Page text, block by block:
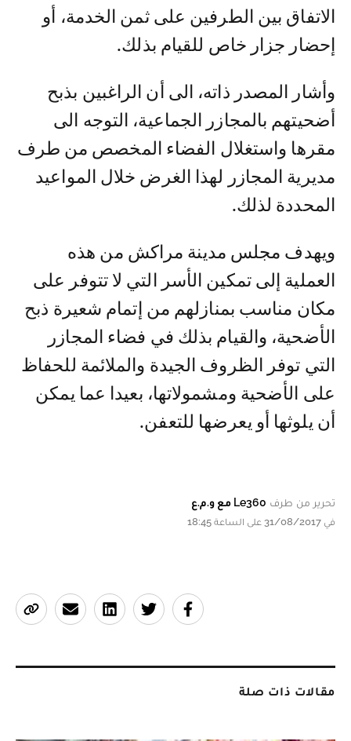
الاتفاق بين الطرفين على ثمن الخدمة، أو
إحضار جزار خاص للقيام بذلك.
وأشار المصدر ذاته، الى أن الراغبين بذبح
أضحيتهم بالمجازر الجماعية، التوجه الى
مقرها واستغلال الفضاء المخصص من طرف
مديرية المجازر لهذا الغرض خلال المواعيد
المحددة لذلك.
ويهدف مجلس مدينة مراكش من هذه
العملية إلى تمكين الأسر التي لا تتوفر على
مكان مناسب بمنازلهم من إتمام شعيرة ذبح
الأضحية، والقيام بذلك في فضاء المجازر
التي توفر الظروف الجيدة والملائمة للحفاظ
على الأضحية ومشمولاتها، بعيدا عما يمكن
أن يلوثها أو يعرضها للتعفن.
تحرير من طرف Le360 مع و.م.ع
في 31/08/2017 على الساعة 18:45
مقالات ذات صلة